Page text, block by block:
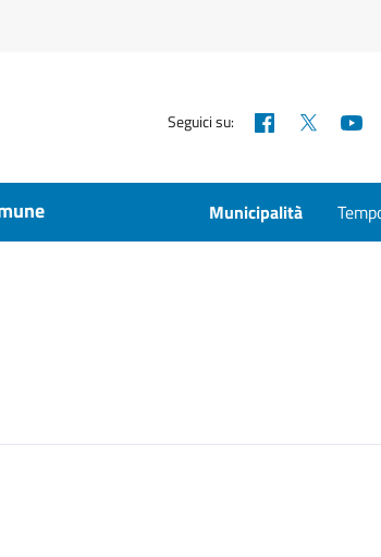
Seguici su: Facebook
Municipalità